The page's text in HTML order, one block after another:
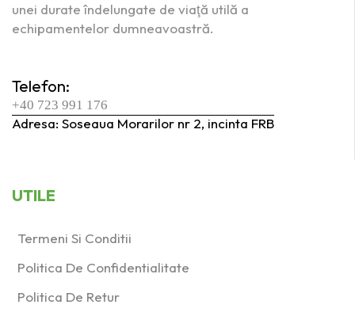
unei durate îndelungate de viaţă utilă a
echipamentelor dumneavoastră.
Telefon:
+40 723 991 176
Adresa: Soseaua Morarilor nr 2, incinta FRB
UTILE
Termeni Si Conditii
Politica De Confidentialitate
Politica De Retur